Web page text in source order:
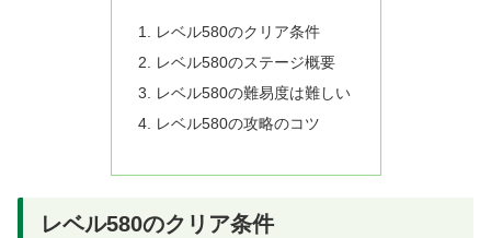
レベル580のクリア条件
レベル580のステージ概要
レベル580の難易度は難しい
レベル580の攻略のコツ
レベル580のクリア条件